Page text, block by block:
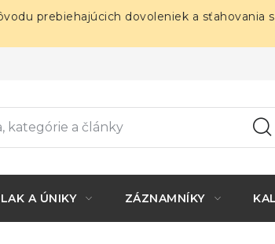
prebiehajúcich dovoleniek a sťahovania
A ÚNIKY ZÁZNAMNÍKY